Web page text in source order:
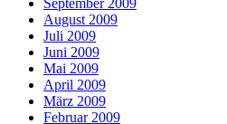
September 2009
August 2009
Juli 2009
Juni 2009
Mai 2009
April 2009
März 2009
Februar 2009